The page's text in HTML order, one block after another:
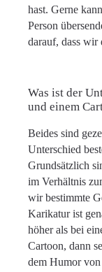
hast. Gerne
Person
darauf, dass wir
Was ist der
und einem
Beides sind
Unterschied
Grundsätzlich
im Verhältnis
wir bestimmte
Karikatur ist
höher als bei
Cartoon, dann
dem Humor